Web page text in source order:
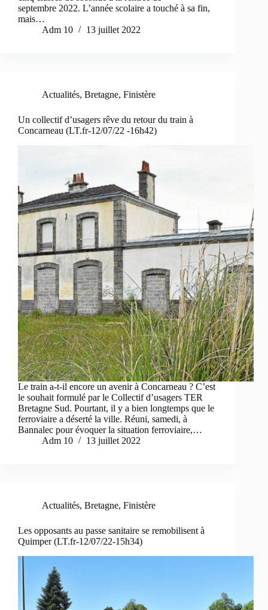
septembre 2022. L’année scolaire a touché à sa fin,
mais…
Adm 10
13 juillet 2022
Actualités, Bretagne, Finistère
Un collectif d’usagers rêve du retour du train à
Concarneau (LT.fr-12/07/22 -16h42)
Le train a-t-il encore un avenir à Concarneau ? C’est
le souhait formulé par le Collectif d’usagers TER
Bretagne Sud. Pourtant, il y a bien longtemps que le
ferroviaire a déserté la ville. Réuni, samedi, à
Bannalec pour évoquer la situation ferroviaire,…
Adm 10
13 juillet 2022
Actualités, Bretagne, Finistère
Les opposants au passe sanitaire se remobilisent à
Quimper (LT.fr-12/07/22-15h34)